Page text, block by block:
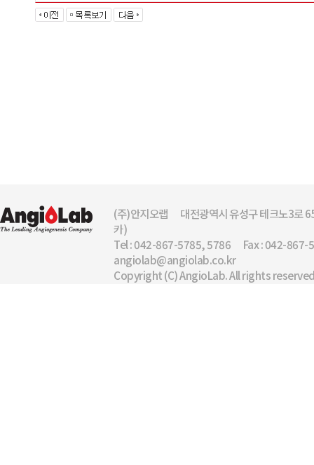
(주)안지오랩
대전광역시 유성구 테크노3로
카)
Tel : 042-867-5785, 5786
Fax : 042-867-
angiolab@angiolab.co.kr
Copyright (C) AngioLab. All rights